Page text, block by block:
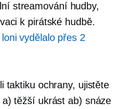
streamování hudby,
k pirátské hudbě.
vydělalo přes 2
taktiku ochrany, ujistěte
těžší ukrást ab) snáze